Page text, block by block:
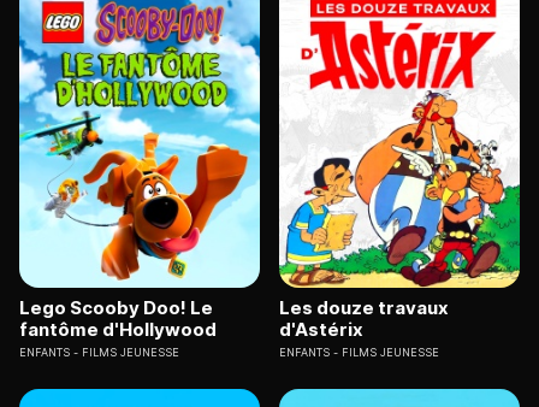
Lego Scooby Doo! Le
fantôme d'Hollywood
ENFANTS FILMS JEUNESSE
Les douze travaux
d'Astérix
ENFANTS FILMS JEUNESSE